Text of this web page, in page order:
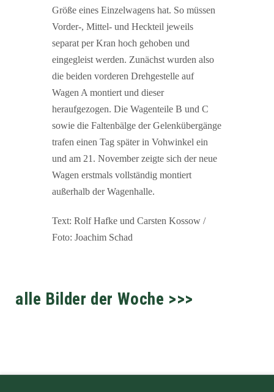
Größe eines Einzelwagens hat. So müssen
Vorder-, Mittel- und Heckteil jeweils
separat per Kran hoch gehoben und
eingegleist werden. Zunächst wurden also
die beiden vorderen Drehgestelle auf
Wagen A montiert und dieser
heraufgezogen. Die Wagenteile B und C
sowie die Faltenbälge der Gelenkübergänge
trafen einen Tag später in Vohwinkel ein
und am 21. November zeigte sich der neue
Wagen erstmals vollständig montiert
außerhalb der Wagenhalle.
Text: Rolf Hafke und Carsten Kossow /
Foto: Joachim Schad
alle Bilder der Woche >>>